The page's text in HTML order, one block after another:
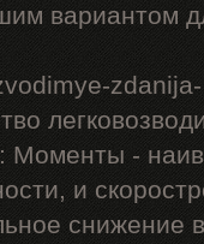
вариантом
zdanija-
Моменты -
и
снижение